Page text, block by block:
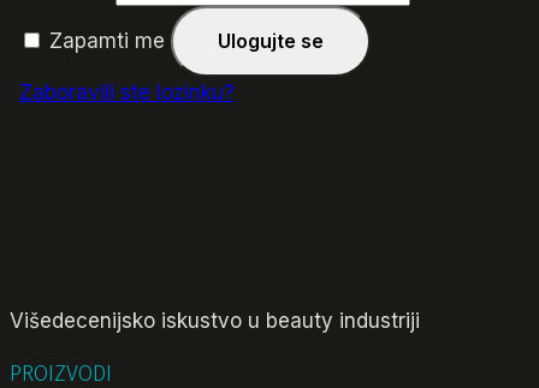
Zapamti me Ulogujte se
Zaboravili ste lozinku?
Višedecenijsko iskustvo u beauty industriji
PROIZVODI